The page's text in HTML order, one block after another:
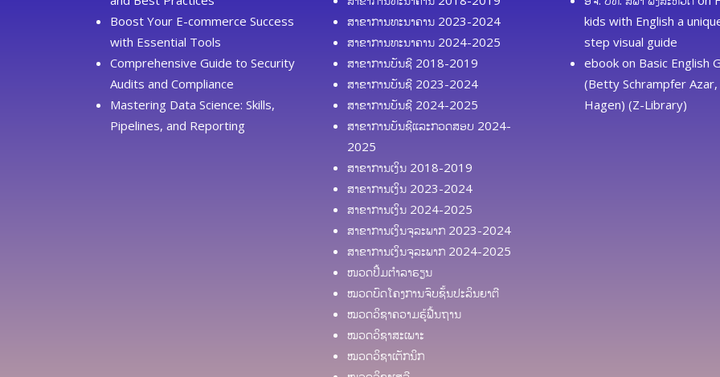
Boost Your E-commerce Success
with Essential Tools
Comprehensive Guide to Security
Audits and Compliance
Mastering Data Science: Skills,
Pipelines, and Reporting
ສາຂາການທະນາຄານ 2023-2024
ສາຂາການທະນາຄານ 2024-2025
ສາຂາການບັນຊີ 2018-2019
ສາຂາການບັນຊີ 2023-2024
ສາຂາການບັນຊີ 2024-2025
ສາຂາການບັນຊີແລະກວດສອບ 2024-
2025
ສາຂາການເງິນ 2018-2019
ສາຂາການເງິນ 2023-2024
ສາຂາການເງິນ 2024-2025
ສາຂາການເງິນຈຸລະພາກ 2023-2024
ສາຂາການເງິນຈຸລະພາກ 2024-2025
ໜວດປຶ້ມຕຳລາຮຽນ
ໝວດບົດໂຄງການຈົບຊັ້ນປະລິນຍາຕີ
ໝວດວິຊາຄວາມຮູ້ຟື້ນຖານ
ໝວດວິຊາສະເພາະ
ໝວດວິຊາເຕັກນິກ
kids with English a
step visual guide
ebook on Basic English
(Betty Schrampfer Azar,
Hagen) (Z-Library)